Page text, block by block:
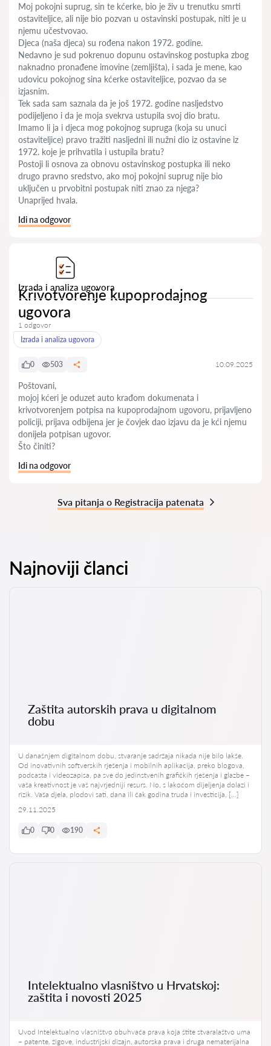
Moj pokojni suprug, sin te kćerke, bio je živ u trenutku smrti
ostaviteljice, ali nije bio pozvan u ostavinski postupak, niti je u
njemu učestvovao.
Djeca (naša djeca) su rođena nakon 1972. godine.
Nedavno je sud pokrenuo dopunu ostavinskog postupka zbog
naknadno pronađene imovine (zemljišta), i sada je mene, kao
udovicu pokojnog sina kćerke ostaviteljice, pozvao da se
izjasnim.
Tek sada sam saznala da je još 1972. godine nasljedstvo
podijeljeno i da je moja svekrva ustupila svoj dio bratu.
Imamo li ja i djeca mog pokojnog supruga (koja su unuci
ostaviteljice) pravo tražiti nasljedni ili nužni dio iz ostavine iz
1972. koje je prihvatila i ustupila bratu?
Postoji li osnova za obnovu ostavinskog postupka ili neko
drugo pravno sredstvo, ako moj pokojni suprug nije bio
uključen u prvobitni postupak niti znao za njega?
Unaprijed hvala.
Idi na odgovor
Izrada i analiza ugovora
Krivotvorenje kupoprodajnog
ugovora
1 odgovor
Izrada i analiza ugovora
0 503 10.09.2025
Poštovani,
mojoj kćeri je oduzet auto krađom dokumenata i
krivotvorenjem potpisa na kupoprodajnom ugovoru, prijavljeno
policiji, prijava odbijena jer je čovjek dao izjavu da je kći njemu
donijela potpisan ugovor.
Što činiti?
Idi na odgovor
Sva pitanja o Registracija patenata
Najnoviji članci
Zaštita autorskih prava u digitalnom
dobu
U današnjem digitalnom dobu, stvaranje sadržaja nikada nije bilo lakše.
Od inovativnih softverskih rješenja i mobilnih aplikacija, preko blogova,
podcasta i videozapisa, pa sve do jedinstvenih grafičkih rješenja i glazbe –
vaša kreativnost je vaš najvrjedniji resurs. No, s lakoćom dijeljenja dolazi i
rizik. Vaša djela, plodovi sati, dana ili čak godina truda i investicija, […]
29.11.2025
0 0 190
Intelektualno vlasništvo u Hrvatskoj:
zaštita i novosti 2025
Uvod Intelektualno vlasništvo obuhvaća prava koja štite stvaralaštvo uma
– patente, žigove, industrijski dizajn, autorska prava i druga nematerijalna